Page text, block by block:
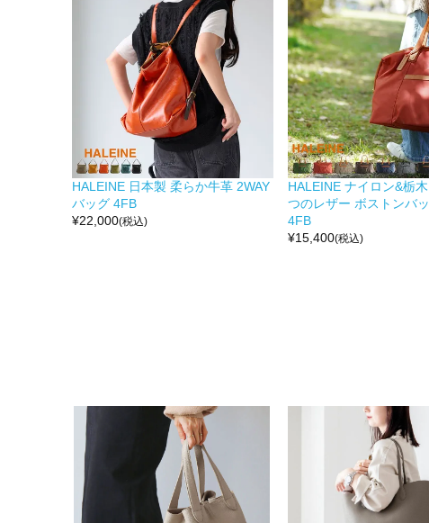
HALEINE 日本製 柔らか牛革 2WAY
バッグ 4FB
¥22,000(税込)
HALEINE ナイロン&栃
つのレザー ボストンバ
4FB
¥15,400(税込)